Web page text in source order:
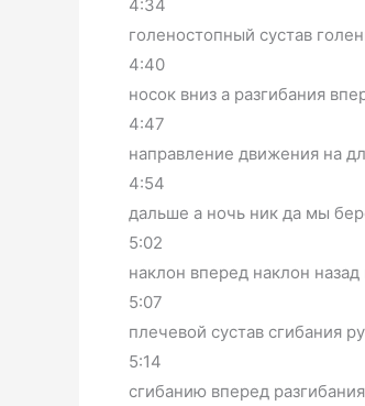
4:34
голеностопный сустав
4:40
носок вниз а разгибания
4:47
направление движения на
4:54
дальше а ночь ник да мы
5:02
наклон вперед наклон
5:07
плечевой сустав сгибания
5:14
сгибанию вперед